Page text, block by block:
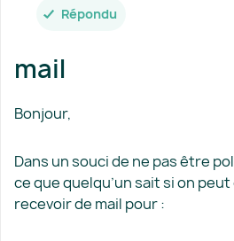
Répondu
mail
Bonjour,
Dans un souci de ne pas être
ce que quelqu’un sait si on
recevoir de mail pour :